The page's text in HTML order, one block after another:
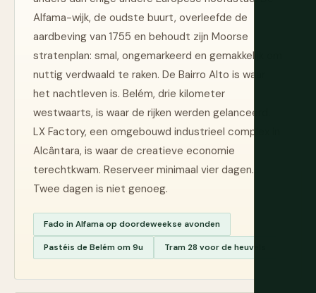
Alfama-wijk, de oudste buurt, overleefde de
aardbeving van 1755 en behoudt zijn Moorse
stratenplan: smal, ongemarkeerd en gemakkelijk om
nuttig verdwaald te raken. De Bairro Alto is waar
het nachtleven is. Belém, drie kilometer
westwaarts, is waar de rijken werden gelanceerd.
LX Factory, een omgebouwd industrieel complex in
Alcântara, is waar de creatieve economie
terechtkwam. Reserveer minimaal vier dagen.
Twee dagen is niet genoeg.
Fado in Alfama op doordeweekse avonden
Pastéis de Belém om 9u Tram 28 voor de heuvels